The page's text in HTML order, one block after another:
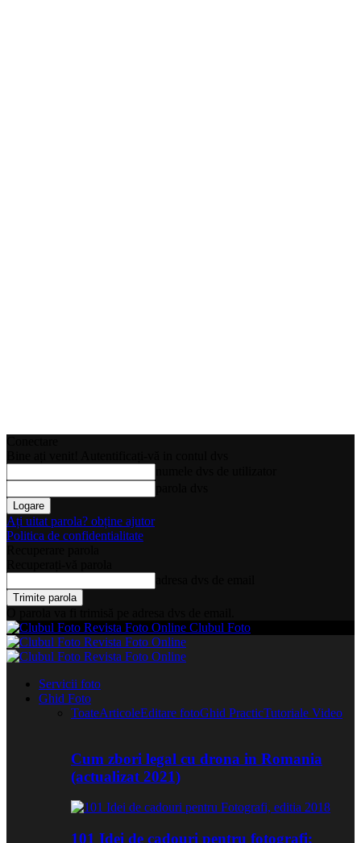
Ați uitat parola? obține ajutor
Politica de confidentialitate
Clubul Foto
Servicii foto
Ghid Foto
ToateArticoleEditare fotoGhid PracticTutoriale Video
Cum zbori legal cu drona in Romania
(actualizat 2021)
101 Idei de cadouri pentru fotografi: